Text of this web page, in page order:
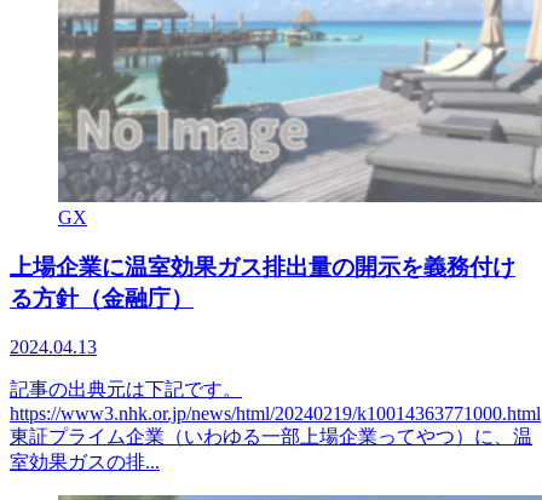
GX
上場企業に温室効果ガス排出量の開示を義務付け
る方針（金融庁）
2024.04.13
記事の出典元は下記です。
https://www3.nhk.or.jp/news/html/20240219/k10014363771000.html
東証プライム企業（いわゆる一部上場企業ってやつ）に、温
室効果ガスの排...